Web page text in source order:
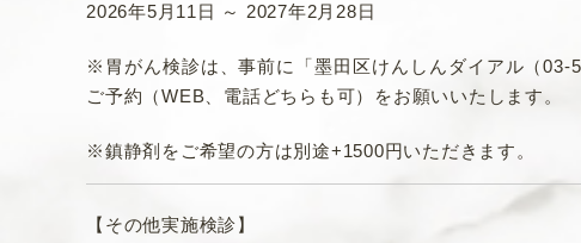
2026年5月11日 ～ 2027年2月28日
※胃がん検診は、事前に「墨田区けんしんダイアル（
ご予約（WEB、電話どちらも可）をお願いいたします。
※鎮静剤をご希望の方は別途+1500円いただきます。
【その他実施検診】